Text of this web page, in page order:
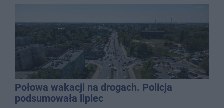
Połowa wakacji na drogach. Policja
podsumowała lipiec